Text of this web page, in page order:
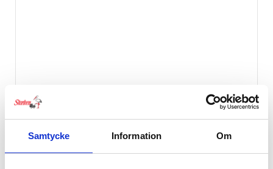
Samtycke Information Om
Babybjörn Bärsele Mini Ljusgrå Jersey